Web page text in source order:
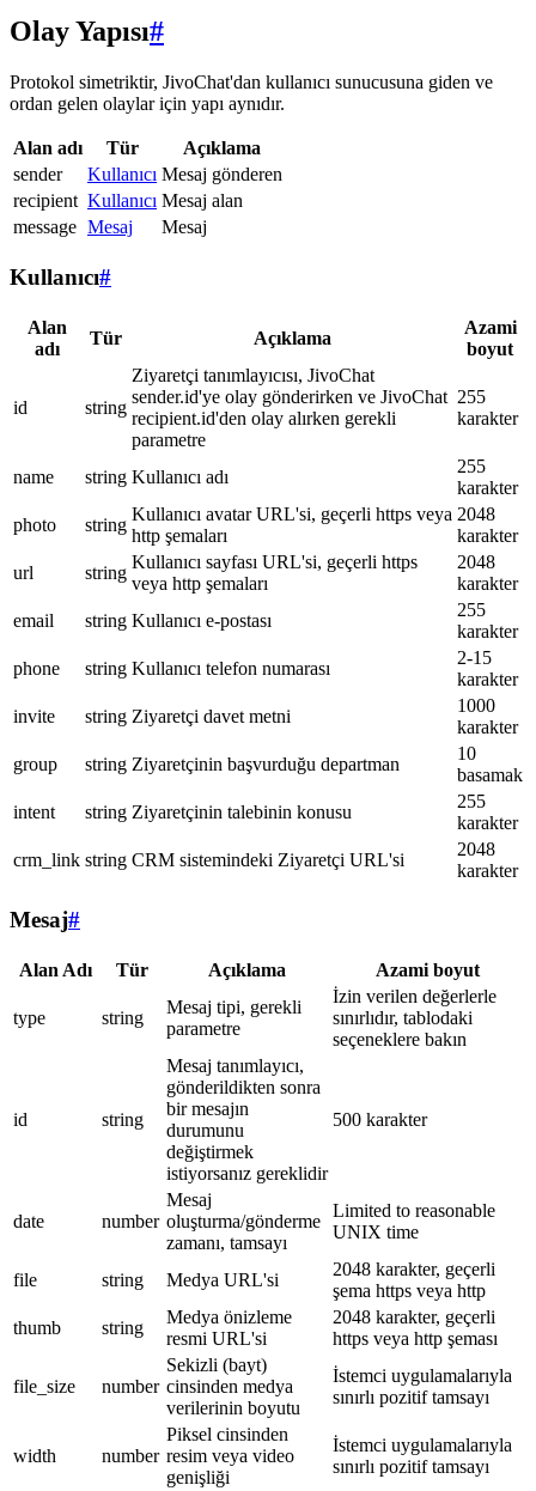
Olay Yapısı#
Protokol simetriktir, JivoChat'dan kullanıcı sunucusuna giden ve
ordan gelen olaylar için yapı aynıdır.
Alan adı Tür
Açıklama
sender
Kullanıcı Mesaj gönderen
recipient Kullanıcı Mesaj alan
message Mesaj Mesaj
Kullanıcı#
Alan
adı
Tür Açıklama
Azami
boyut
id string
Ziyaretçi tanımlayıcısı, JivoChat
sender.id'ye olay gönderirken ve JivoChat
recipient.id'den olay alırken gerekli
parametre
255
karakter
name string Kullanıcı adı
255
karakter
photo
string
Kullanıcı avatar URL'si, geçerli https veya
http şemaları
2048
karakter
url
string
Kullanıcı sayfası URL'si, geçerli https
veya http şemaları
2048
karakter
email
string Kullanıcı e-postası
255
karakter
phone
string Kullanıcı telefon numarası
2-15
karakter
invite
string Ziyaretçi davet metni
1000
karakter
group
string Ziyaretçinin başvurduğu departman
10
basamak
intent
string Ziyaretçinin talebinin konusu
255
karakter
crm_link string CRM sistemindeki Ziyaretçi URL'si
2048
karakter
Mesaj#
Alan Adı Tür Açıklama Azami boyut
type string
Mesaj tipi, gerekli
parametre
İzin verilen değerlerle
sınırlıdır, tablodaki
seçeneklere bakın
id string
Mesaj tanımlayıcı,
gönderildikten sonra
bir mesajın
durumunu
değiştirmek
istiyorsanız gereklidir
500 karakter
date number
Mesaj
oluşturma/gönderme
zamanı, tamsayı
Limited to reasonable
UNIX time
file string Medya URL'si
2048 karakter, geçerli
şema https veya http
thumb
string
Medya önizleme
resmi URL'si
2048 karakter, geçerli
https veya http şeması
file_size number
Sekizli (bayt)
cinsinden medya
verilerinin boyutu
İstemci uygulamalarıyla
sınırlı pozitif tamsayı
width number
Piksel cinsinden
resim veya video
genişliği
İstemci uygulamalarıyla
sınırlı pozitif tamsayı